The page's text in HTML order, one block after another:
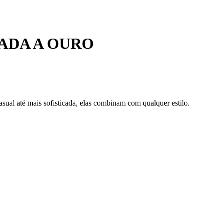
A OURO
até mais sofisticada, elas combinam com qualquer estilo.